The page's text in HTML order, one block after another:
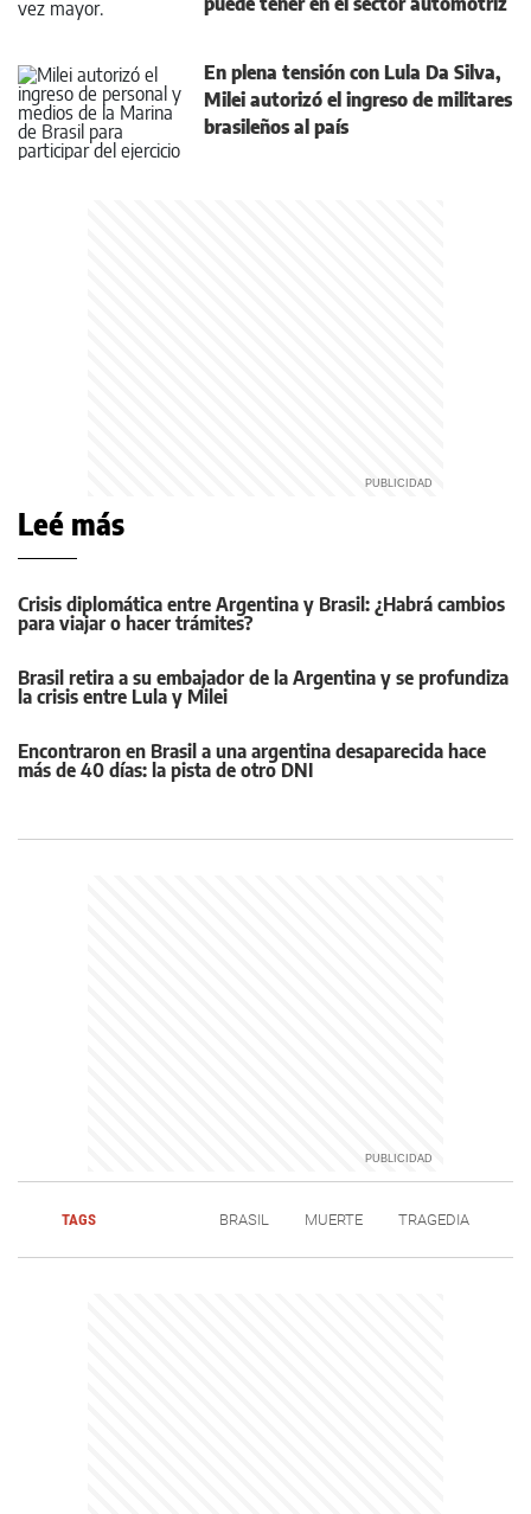
En plena tensión con Lula Da Silva,
Milei autorizó el ingreso de militares
brasileños al país
Leé más
Crisis diplomática entre Argentina y Brasil: ¿Habrá cambios
para viajar o hacer trámites?
Brasil retira a su embajador de la Argentina y se profundiza
la crisis entre Lula y Milei
Encontraron en Brasil a una argentina desaparecida hace
más de 40 días: la pista de otro DNI
TAGS BRASIL MUERTE TRAGEDIA